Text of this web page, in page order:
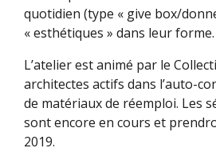
quotidien (type « give box/
« esthétiques » dans leur forme.
L’atelier est animé par le
architectes actifs dans l’auto-
de matériaux de réemploi. Les
sont encore en cours et
2019.